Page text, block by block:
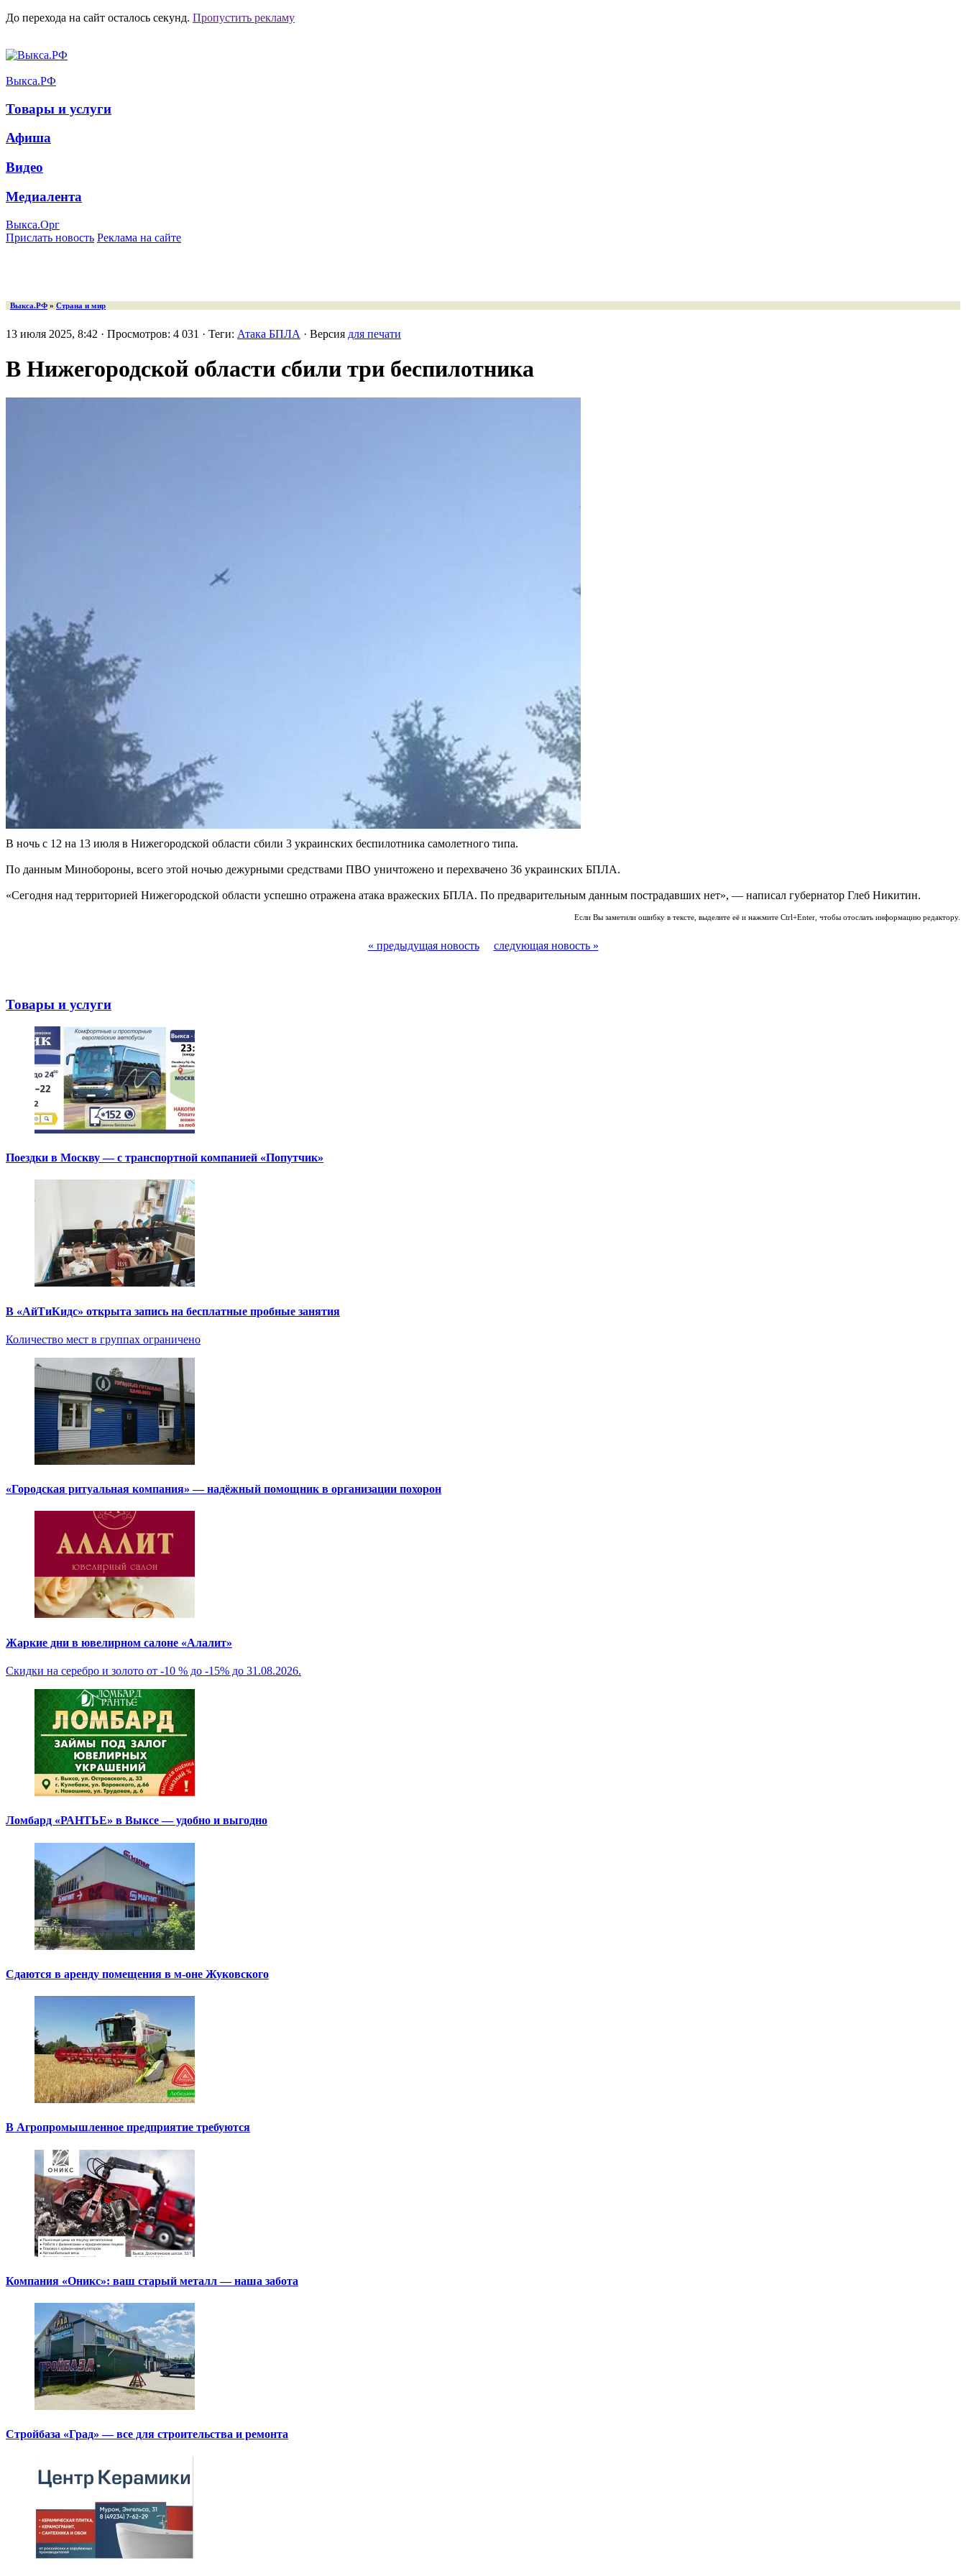
До перехода на сайт осталось секунд. Пропустить рекламу
Выкса.РФ
Товары и услуги
Афиша
Видео
Медиалента
Выкса.Орг
Прислать новость Реклама на сайте
Выкса.РФ » Страна и мир
13 июля 2025, 8:42 · Просмотров: 4 031 · Теги: Атака БПЛА · Версия для печати
В Нижегородской области сбили три беспилотника
В ночь с 12 на 13 июля в Нижегородской области сбили 3 украинских беспилотника самолетного типа.
По данным Минобороны, всего этой ночью дежурными средствами ПВО уничтожено и перехвачено 36 украинских БПЛА.
«Сегодня над территорией Нижегородской области успешно отражена атака вражеских БПЛА. По предварительным данным пострадавших нет», — написал губернатор Глеб Никитин.
Если Вы заметили ошибку в тексте, выделите её и нажмите Ctrl+Enter, чтобы отослать информацию редактору.
« предыдущая новость следующая новость »
Товары и услуги
Поездки в Москву — с транспортной компанией «Попутчик»
В «АйТиКидс» открыта запись на бесплатные пробные занятия
Количество мест в группах ограничено
«Городская ритуальная компания» — надёжный помощник в организации похорон
Жаркие дни в ювелирном салоне «Алалит»
Скидки на серебро и золото от -10 % до -15% до 31.08.2026.
Ломбард «РАНТЬЕ» в Выксе — удобно и выгодно
Сдаются в аренду помещения в м-оне Жуковского
В Агропромышленное предприятие требуются
Компания «Оникс»: ваш старый металл — наша забота
Стройбаза «Град» — все для строительства и ремонта